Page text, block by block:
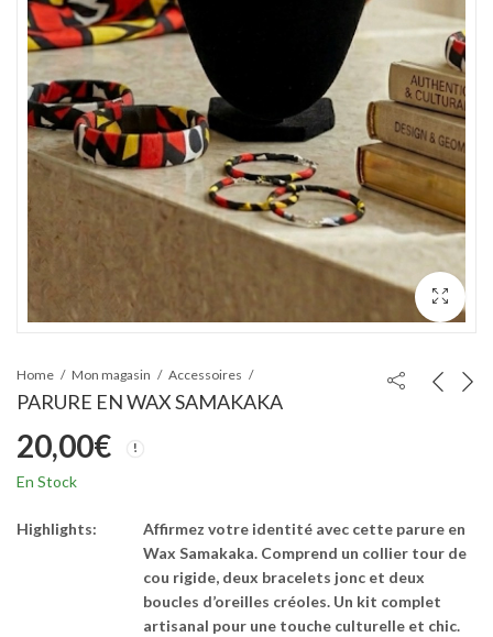
Home Mon magasin Accessoires
PARURE EN WAX SAMAKAKA
20,00€
En Stock
Highlights:
Affirmez votre identité avec cette parure en
Wax Samakaka. Comprend un collier tour de
cou rigide, deux bracelets jonc et deux
boucles d’oreilles créoles. Un kit complet
artisanal pour une touche culturelle et chic.